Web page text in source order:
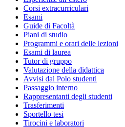
Corsi extracurriculari
Esami
Guide di Facoltà
Piani di studio
Programmi e orari delle lezioni
Esami di laurea
Tutor di gruppo
Valutazione della didattica
Avvisi dal Polo studenti
Passaggio interno
Rappresentanti degli studenti
Trasferimenti
Sportello tesi
Tirocini e laboratori